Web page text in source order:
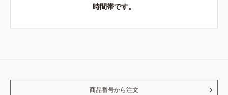
時間帯です。
商品番号から注文